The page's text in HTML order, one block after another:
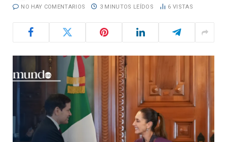
NO HAY COMENTARIOS 3 MINUTOS LEÍDOS 6 VISTAS